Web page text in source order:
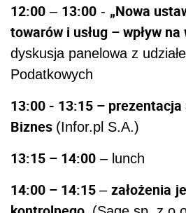
12:00 – 13:00 - „Nowa
towarów i usług – wpływ
dyskusja panelowa z
Podatkowych
13:00 - 13:15 –
Biznes (Infor.pl S.A.)
13:15 – 14:00 – lunch
14:00 – 14:15 – założenia